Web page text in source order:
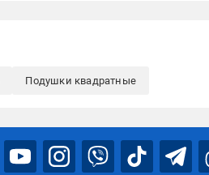
Подушки квадратные